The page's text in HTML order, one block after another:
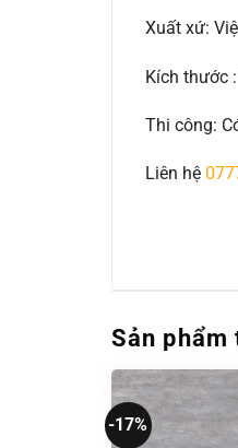
Xuất xứ:
Kích thước
Thi công:
Liên hệ
Sản
-17%